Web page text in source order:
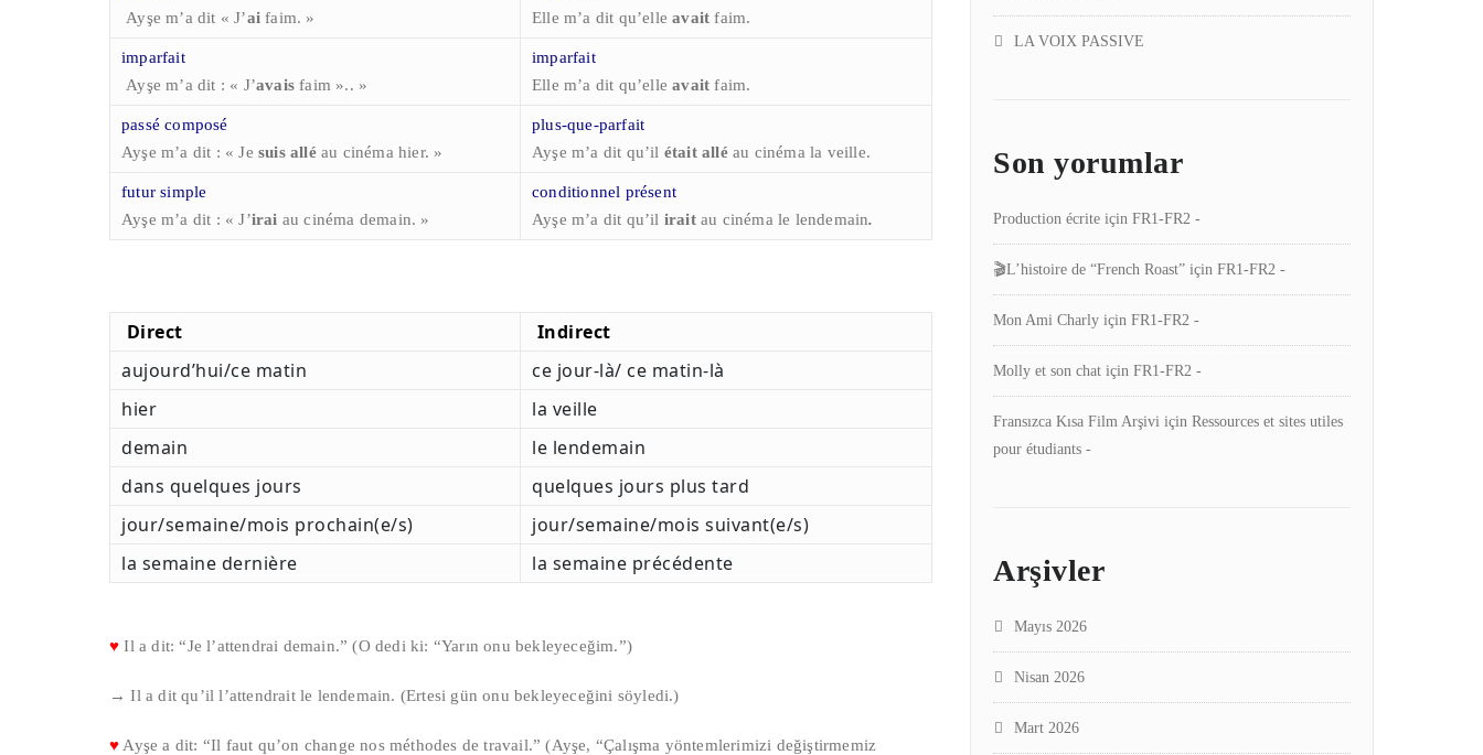
Ayşe m’a dit « J’ai faim. »
Elle m’a dit qu’elleavait faim.
imparfait
Ayşe m’a dit : « J’avais faim ».. »
imparfait
Elle m’a dit qu’elleavait faim.
passé composé
Ayşe m’a dit : « Je suis alléau cinéma hier. »
plus-que-parfait
Ayşe m’a dit qu’il était allé au cinéma la veille.
futur simple
Ayşe m’a dit : « J’irai au cinéma demain. »
conditionnel présent
Ayşe m’a dit qu’il iraitau cinéma le lendemain.
Direct
Indirect
aujourd’hui/ce matin
ce jour-là/ ce matin-là
hier
la veille
demain
le lendemain
dans quelques jours
quelques jours plus tard
jour/semaine/mois prochain(e/s)
jour/semaine/mois suivant(e/s)
la semaine dernière
la semaine précédente
♥Il a dit: “Je l’attendrai demain.” (O dedi ki: “Yarın onu bekleyeceğim.”)
→ Il a dit qu’il l’attendrait le lendemain. (Ertesi gün onu bekleyeceğini söyledi.)
♥ Ayşe a dit: “Il faut qu’on change nos méthodes de travail.” (Ayşe, “Çalışma yöntemlerimizi değiştirmemiz
LA VOIX PASSIVE
Son yorumlar
Production écrite için FR1-FR2 -
🎬L’histoire de “French Roast” için FR1-FR2 -
Mon Ami Charly için FR1-FR2 -
Molly et son chat için FR1-FR2 -
Fransızca Kısa Film Arşivi için Ressources et sites utiles
pour étudiants -
Arşivler
Mayıs 2026
Nisan 2026
Mart 2026